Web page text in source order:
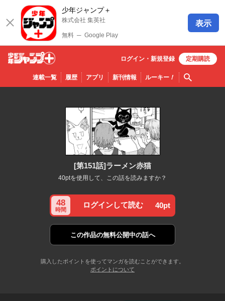
少年ジャンプ＋
株式会社 集英社
無料 ─ Google Play
表示
少年ジ
ャンプ
連載一覧 履歴 アプリ 新刊情報 ルーキー！ 検索
ログイン・ 新規登録 定期購読
[第151話]ラーメン赤猫
40ptを使用して、この話を読みますか？
48
時間
ログインして読む 40pt
この作品の無料公開中の話へ
購入したポイントを使ってマンガを読むことができます。
ポイントについて